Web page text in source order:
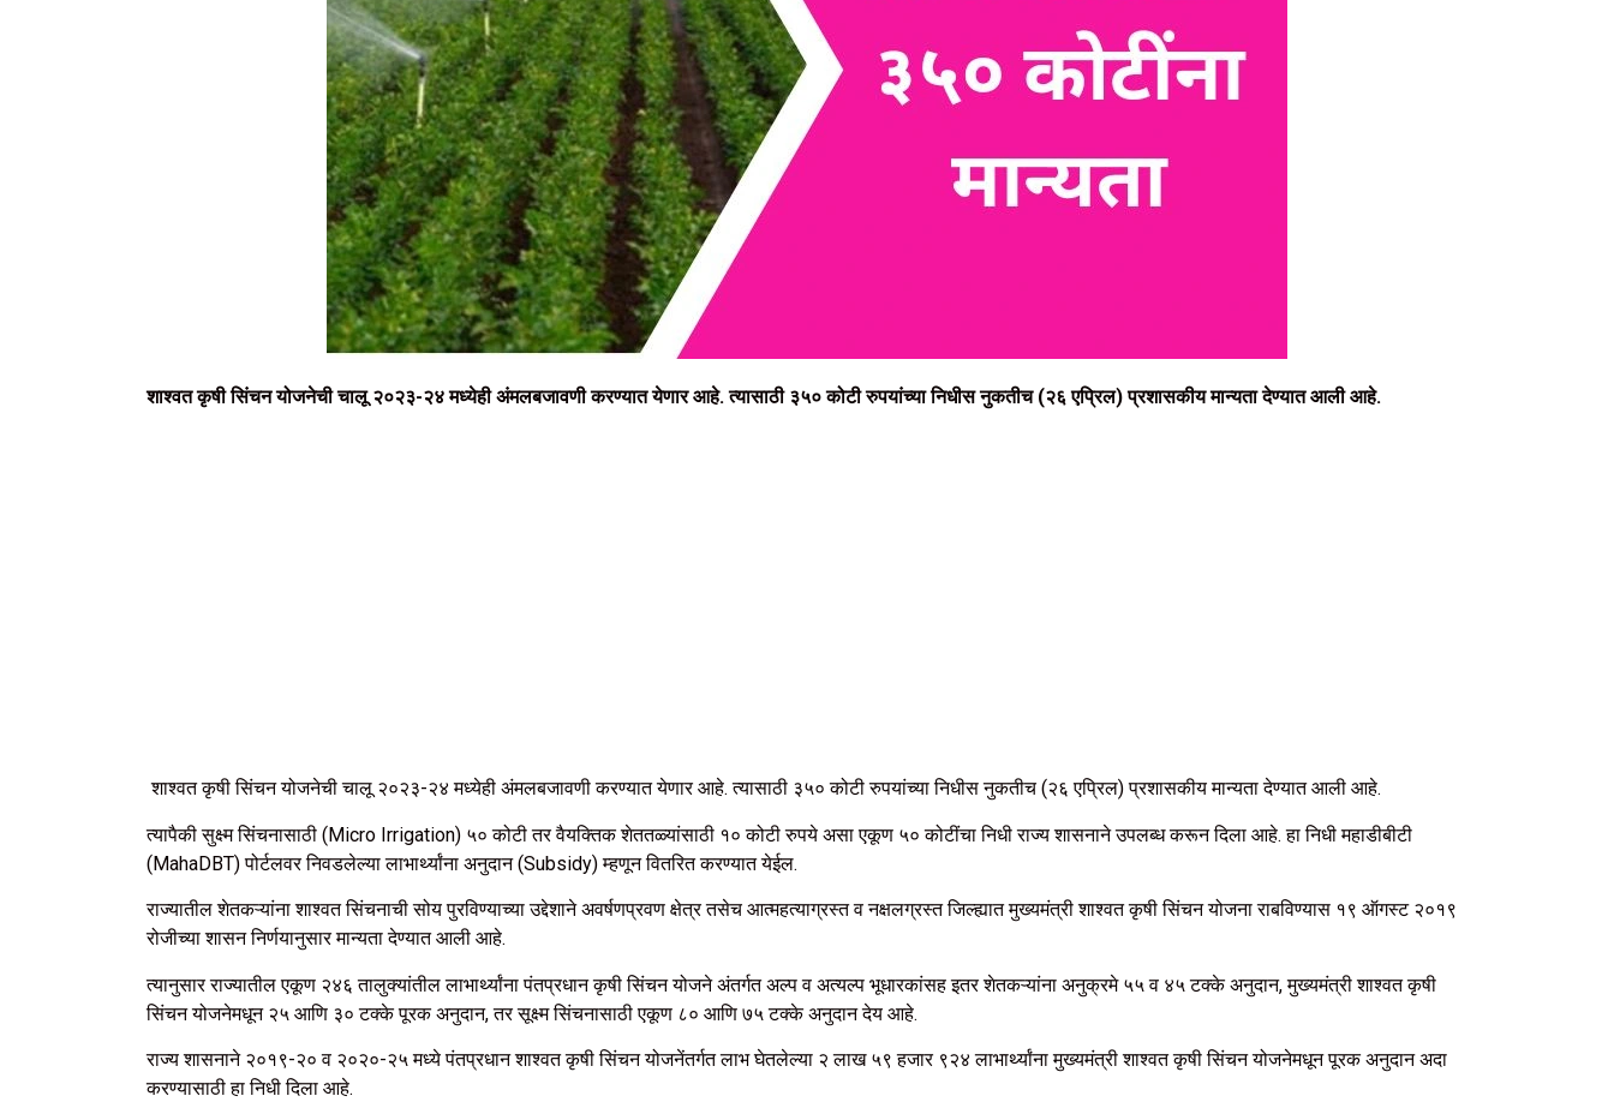
शाश्वत कृषी सिंचन योजनेची चालू २०२३-२४ मध्येही अंमलबजावणी करण्यात येणार आहे. त्यासाठी ३५० कोटी रुपयांच्या निधीस नुकतीच (२६ एप्रिल) प्रशासकीय मान्यता देण्यात आली आहे.
शाश्वत कृषी सिंचन योजनेची चालू २०२३-२४ मध्येही अंमलबजावणी करण्यात येणार आहे. त्यासाठी ३५० कोटी रुपयांच्या निधीस नुकतीच (२६ एप्रिल) प्रशासकीय मान्यता देण्यात आली आहे.
त्यापैकी सुक्ष्म सिंचनासाठी (Micro Irrigation) ५० कोटी तर वैयक्तिक शेततळ्यांसाठी १० कोटी रुपये असा एकूण ५० कोटींचा निधी राज्य शासनाने उपलब्ध करून दिला आहे. हा निधी महाडीबीटी
(MahaDBT) पोर्टलवर निवडलेल्या लाभार्थ्यांना अनुदान (Subsidy) म्हणून वितरित करण्यात येईल.
राज्यातील शेतकऱ्यांना शाश्वत सिंचनाची सोय पुरविण्याच्या उद्देशाने अवर्षणप्रवण क्षेत्र तसेच आत्महत्याग्रस्त व नक्षलग्रस्त जिल्ह्यात मुख्यमंत्री शाश्वत कृषी सिंचन योजना राबविण्यास १९ ऑगस्ट २०१९
रोजीच्या शासन निर्णयानुसार मान्यता देण्यात आली आहे.
त्यानुसार राज्यातील एकूण २४६ तालुक्यांतील लाभार्थ्यांना पंतप्रधान कृषी सिंचन योजने अंतर्गत अल्प व अत्यल्प भूधारकांसह इतर शेतकऱ्यांना अनुक्रमे ५५ व ४५ टक्के अनुदान, मुख्यमंत्री शाश्वत कृषी
सिंचन योजनेमधून २५ आणि ३० टक्के पूरक अनुदान, तर सूक्ष्म सिंचनासाठी एकूण ८० आणि ७५ टक्के अनुदान देय आहे.
राज्य शासनाने २०१९-२० व २०२०-२५ मध्ये पंतप्रधान शाश्वत कृषी सिंचन योजनेंतर्गत लाभ घेतलेल्या २ लाख ५९ हजार ९२४ लाभार्थ्यांना मुख्यमंत्री शाश्वत कृषी सिंचन योजनेमधून पूरक अनुदान अदा
करण्यासाठी हा निधी दिला आहे.